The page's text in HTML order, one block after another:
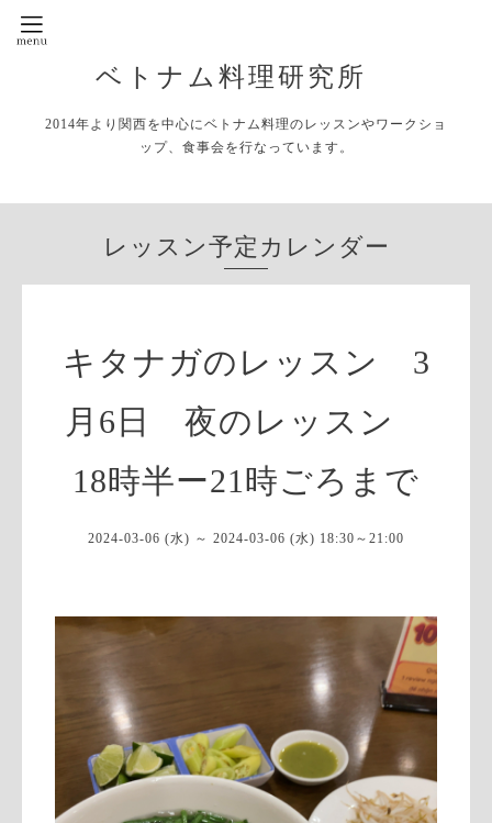
ベトナム料理研究所
2014年より関西を中心にベトナム料理のレッスンやワークショ
ップ、食事会を行なっています。
レッスン予定カレンダー
キタナガのレッスン 3
月6日 夜のレッスン
18時半ー21時ごろまで
2024-03-06 (水) ～ 2024-03-06 (水) 18:30～21:00